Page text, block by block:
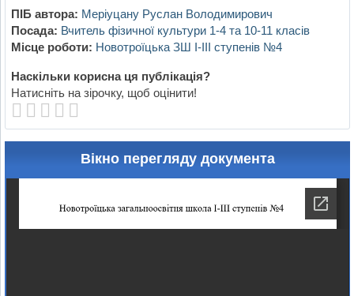
ПІБ автора: Меріуцану Руслан Володимирович
Посада: Вчитель фізичної культури 1-4 та 10-11 класів
Місце роботи: Новотроїцька ЗШ І-ІІІ ступенів №4
Наскільки корисна ця публікація?
Натисніть на зірочку, щоб оцінити!
Вікно перегляду документа